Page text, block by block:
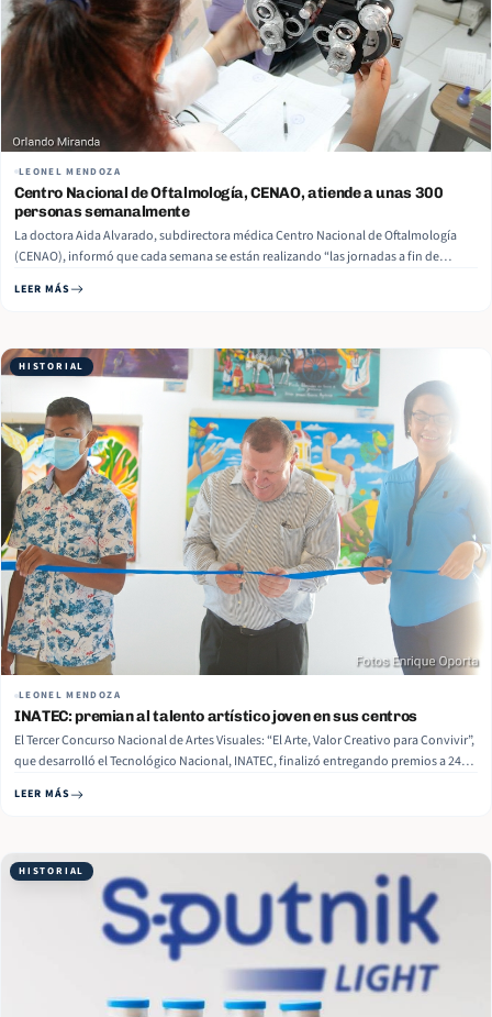
LEONEL MENDOZA
Centro Nacional de Oftalmología, CENAO, atiende a unas 300
personas semanalmente
La doctora Aida Alvarado, subdirectora médica Centro Nacional de Oftalmología
(CENAO), informó que cada semana se están realizando “las jornadas a fin de
satisfacción en ellos”. Una de las atendidas en… Read More
LEER MÁS
HISTORIAL
LEONEL MENDOZA
INATEC: premian al talento artístico joven en sus centros
El Tercer Concurso Nacional de Artes Visuales: “El Arte, Valor Creativo para Convivir”,
que desarrolló el Tecnológico Nacional, INATEC, finalizó entregando premios a 24
centros técnicos que hay en Nicaragua participaron. Este… Read More
LEER MÁS
HISTORIAL